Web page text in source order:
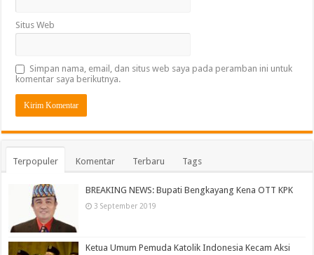
Situs Web
Simpan nama, email, dan situs web saya pada peramban ini untuk
komentar saya berikutnya.
Terpopuler Komentar Terbaru Tags
BREAKING NEWS: Bupati Bengkayang Kena OTT KPK
3 September 2019
Ketua Umum Pemuda Katolik Indonesia Kecam Aksi